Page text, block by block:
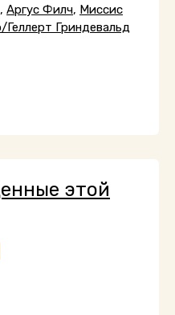
, Аргус Филч, Миссис
Гриндевальд
этой